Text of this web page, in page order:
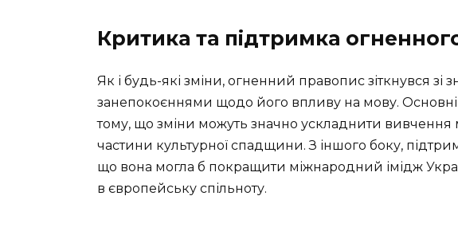
Критика та підтримка
Як і будь-які зміни, огненний правопис зіткнувся зі
занепокоєннями щодо його впливу на мову.
тому, що зміни можуть значно ускладнити вивчення
частини культурної спадщини. З іншого боку,
що вона могла б покращити міжнародний імідж
в європейську спільноту.